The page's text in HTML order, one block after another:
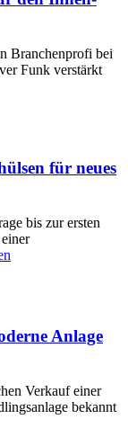
Branchenprofi bei
Funk verstärkt
für neues
bis zur ersten
Anlage
Verkauf einer
bekannt